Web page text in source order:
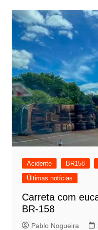
Acidente BR158
Últimas notícias
Carreta com
BR-158
Pablo Nogueira